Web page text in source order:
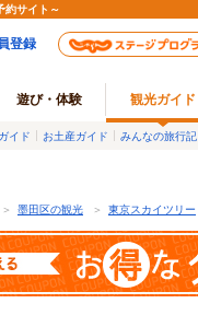
約サイト～
登録
遊び・体験 観光ガイド
イド お土産ガイド みんなの旅行記
＞ 墨田区の観光 ＞ 東京スカイツリー